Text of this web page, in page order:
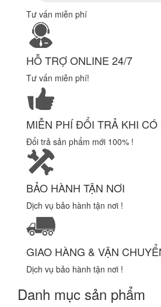
Tư vấn miễn phí
HỖ TRỢ ONLINE 24/7
Tư vấn miễn phí!
MIỄN PHÍ ĐỔI TRẢ KHI CÓ
Đổi trả sản phẩm mới 100% !
BẢO HÀNH TẬN NƠI
Dịch vụ bảo hành tận nơi !
GIAO HÀNG & VẬN
Dịch vụ bảo hành tận nơi !
Danh mục sản phẩm